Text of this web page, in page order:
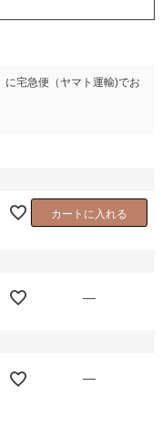
に宅急便（ヤマト運輸)でお
カートに入れる
—
—